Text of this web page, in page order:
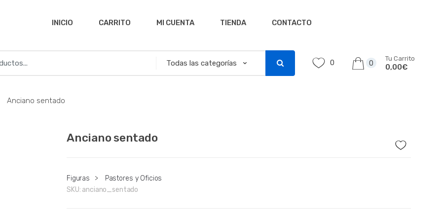
INICIO CARRITO MI CUENTA TIENDA CONTACTO
0 0
Tu Carrito
0,00€
Anciano sentado
Anciano sentado
Figuras >
Pastores y Oficios
SKU: anciano_sentado